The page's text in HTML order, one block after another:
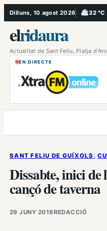
Vés
al
contingut
Dilluns, 10 agost 2026 32 °C
,
elridaura
Actualitat de Sant Feliu, Platja
EN DIRECTE
SANT FELIU DE GUÍXOLS ,
Dissabte, inici de
cançó de taverna
29 JUNY 2016REDACCIÓ